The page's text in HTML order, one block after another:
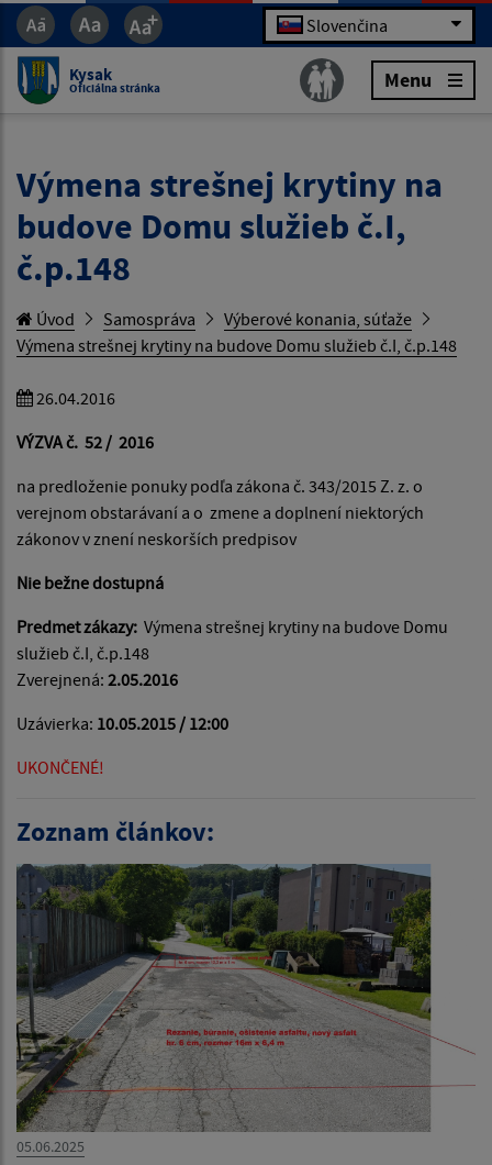
Slovenčina
Kysak
Oficiálna stránka Menu
Výmena strešnej krytiny na
budove Domu služieb č.I,
č.p.148
Úvod Samospráva
Výberové konania, súťaže
Výmena strešnej krytiny na budove Domu služieb č.I, č.p.148
26.04.2016
VÝZVA č. 52 / 2016
na predloženie ponuky podľa zákona č. 343/2015 Z. z. o
verejnom obstarávaní a o zmene a doplnení niektorých
zákonov v znení neskorších predpisov
Nie bežne dostupná
Predmet zákazy: Výmena strešnej krytiny na budove Domu
služieb č.I, č.p.148
Zverejnená: 2.05.2016
Uzávierka: 10.05.2015 / 12:00
UKONČENÉ!
Zoznam článkov:
05.06.2025